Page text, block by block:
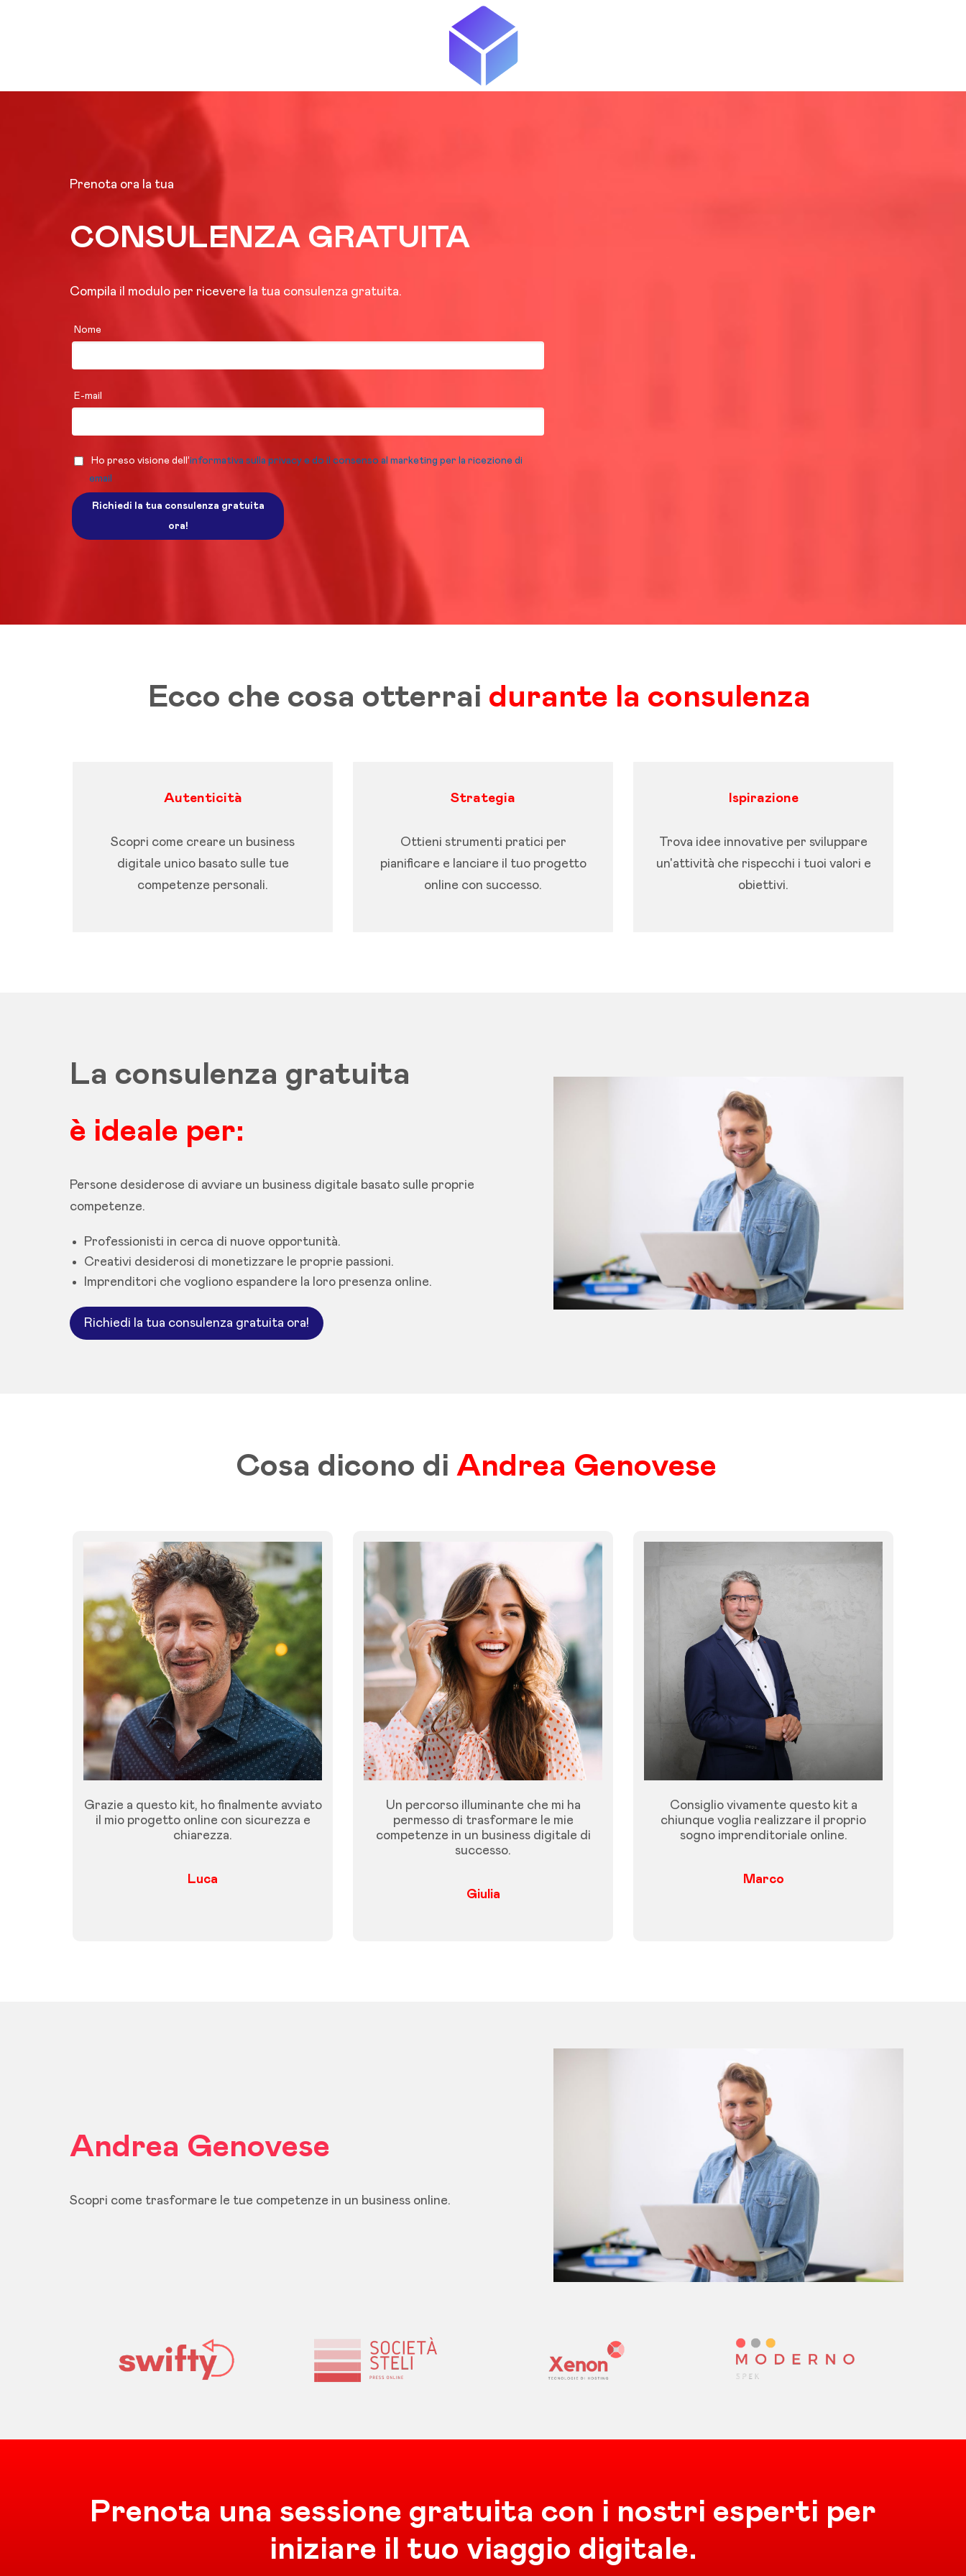
Prenota ora la tua
CONSULENZA GRATUITA
Compila il modulo per ricevere la tua consulenza gratuita.
Nome
E-mail
Ho preso visione dell’informativa sulla privacy e do il consenso al marketing per la ricezione di
email
Richiedi la tua consulenza gratuita
ora!
Ecco che cosa otterrai durante la consulenza
Autenticità
Scopri come creare un business
digitale unico basato sulle tue
competenze personali.
Strategia
Ottieni strumenti pratici per
pianificare e lanciare il tuo progetto
online con successo.
Ispirazione
Trova idee innovative per sviluppare
un'attività che rispecchi i tuoi valori e
obiettivi.
La consulenza gratuita
è ideale per:
Persone desiderose di avviare un business digitale basato sulle proprie
competenze.
Professionisti in cerca di nuove opportunità.
Creativi desiderosi di monetizzare le proprie passioni.
Imprenditori che vogliono espandere la loro presenza online.
Richiedi la tua consulenza gratuita ora!
Cosa dicono di Andrea Genovese
Grazie a questo kit, ho finalmente avviato
il mio progetto online con sicurezza e
chiarezza.
Luca
Un percorso illuminante che mi ha
permesso di trasformare le mie
competenze in un business digitale di
successo.
Giulia
Consiglio vivamente questo kit a
chiunque voglia realizzare il proprio
sogno imprenditoriale online.
Marco
Andrea Genovese
Scopri come trasformare le tue competenze in un business online.
Prenota una sessione gratuita con i nostri esperti per
iniziare il tuo viaggio digitale.